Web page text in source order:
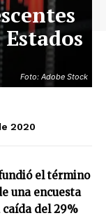
Foto: Adobe Stock
2020
el término
una encuesta
caída del 29%